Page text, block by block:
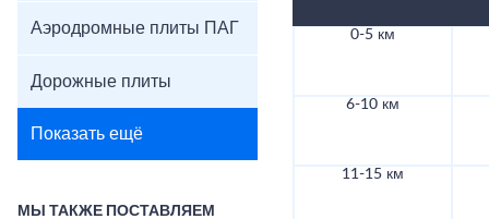
Аэродромные плиты ПАГ
Дорожные плиты
Показать ещё
МЫ ТАКЖЕ ПОСТАВЛЯЕМ
0-5 км
6-10 км
11-15 км